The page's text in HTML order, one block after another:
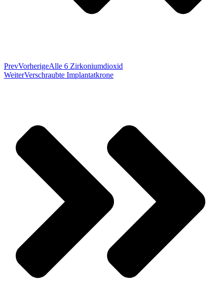
PrevVorherigeAlle 6 Zirkoniumdioxid
WeiterVerschraubte Implantatkrone